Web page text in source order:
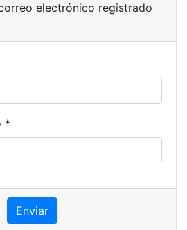
electrónico registrado
*